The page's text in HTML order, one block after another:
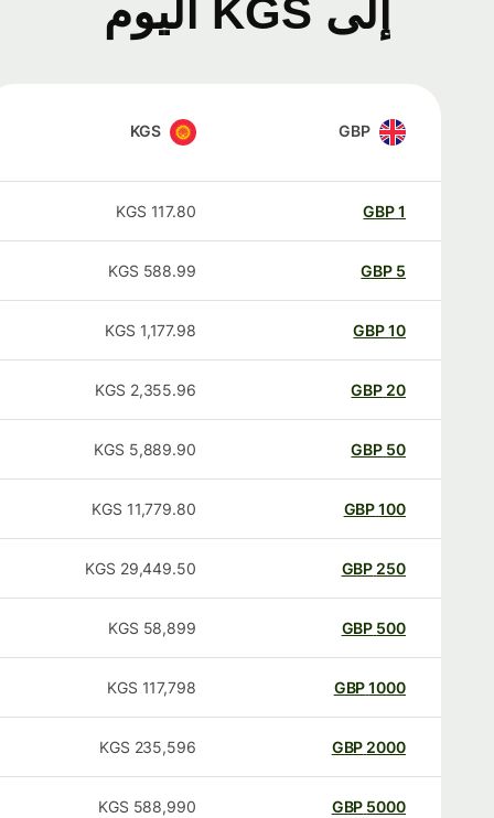
إلى KGS اليوم
GBP
KGS
GBP
117.80
KGS
GBP
588.99
KGS
GBP
1,177.98
KGS
20
GBP
2,355.96
KGS
50
GBP
5,889.90
KGS
100
GBP
11,779.80
KGS
250
GBP
29,449.50
KGS
500
GBP
58,899
KGS
1000
GBP
117,798
KGS
2000
GBP
235,596
KGS
5000
GBP
588,990
KGS